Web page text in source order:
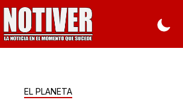
EL PLANETA